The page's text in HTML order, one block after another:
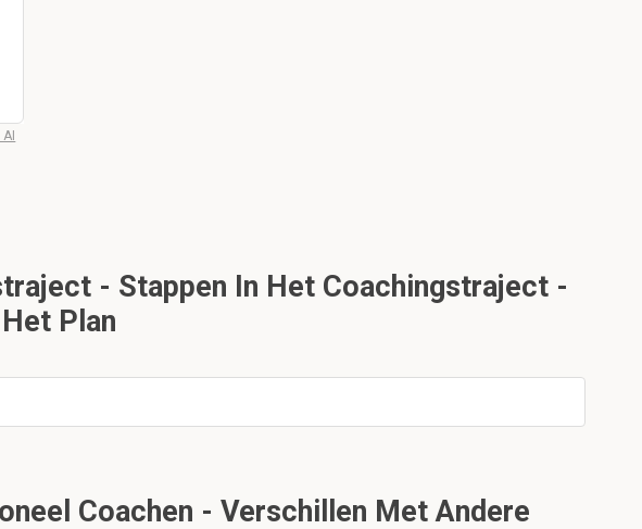
- Stappen In Het Coachingstraject -
Plan
Coachen - Verschillen Met Andere